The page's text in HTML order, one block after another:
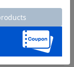
60
60.5